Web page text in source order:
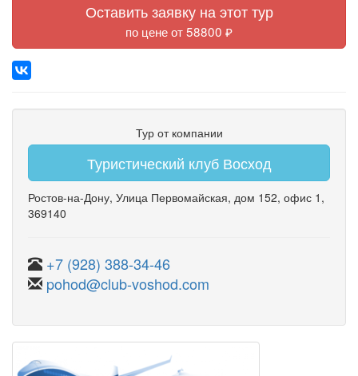
Оставить заявку на этот тур
по цене от 58800 ₽
Тур от компании
Туристический клуб Восход
Ростов-на-Дону, Улица Первомайская, дом 152, офис 1 ,
369140
+7 (928) 388-34-46
pohod@club-voshod.com